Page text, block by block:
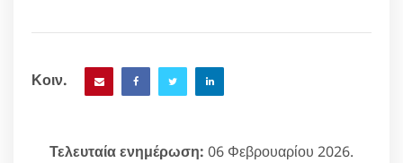
Κοιν.
Τελευταία ενημέρωση: 06 Φεβρουαρίου 2026.